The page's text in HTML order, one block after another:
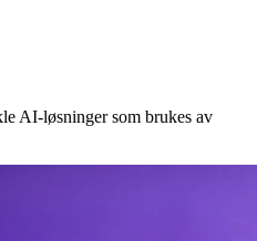
AI-løsninger som brukes av